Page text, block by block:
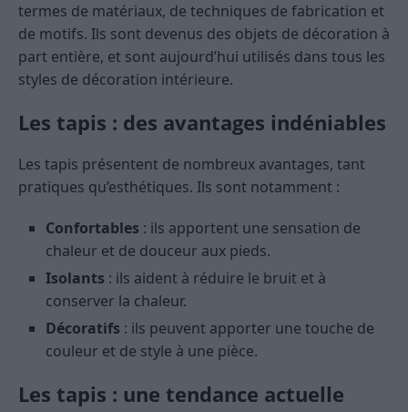
termes de matériaux, de techniques de fabrication et
de motifs. Ils sont devenus des objets de décoration à
part entière, et sont aujourd’hui utilisés dans tous les
styles de décoration intérieure.
Les tapis : des avantages indéniables
Les tapis présentent de nombreux avantages, tant
pratiques qu’esthétiques. Ils sont notamment :
Confortables : ils apportent une sensation de
chaleur et de douceur aux pieds.
Isolants : ils aident à réduire le bruit et à
conserver la chaleur.
Décoratifs : ils peuvent apporter une touche de
couleur et de style à une pièce.
Les tapis : une tendance actuelle